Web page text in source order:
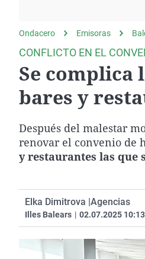
gato
Ondacero Emisoras
CONFLICTO EN EL
Se complica
bares y
Después del malestar
renovar el convenio de
y restaurantes las que
Elka Dimitrova |Agencias
Illes Balears | 02.07.2025 10:13